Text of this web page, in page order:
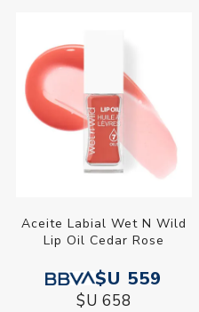
Aceite Labial Wet N Wild
Lip Oil Cedar Rose
$U 559
$U 658